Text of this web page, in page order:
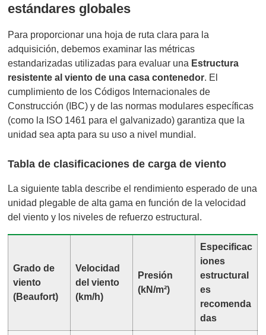
estándares globales
Para proporcionar una hoja de ruta clara para la
adquisición, debemos examinar las métricas
estandarizadas utilizadas para evaluar una Estructura
resistente al viento de una casa contenedor. El
cumplimiento de los Códigos Internacionales de
Construcción (IBC) y de las normas modulares específicas
(como la ISO 1461 para el galvanizado) garantiza que la
unidad sea apta para su uso a nivel mundial.
Tabla de clasificaciones de carga de viento
La siguiente tabla describe el rendimiento esperado de una
unidad plegable de alta gama en función de la velocidad
del viento y los niveles de refuerzo estructural.
Grado de
viento
(Beaufort)
Velocidad
del viento
(km/h)
Presión
(kN/m²)
Especificac
iones
estructural
es
recomenda
das